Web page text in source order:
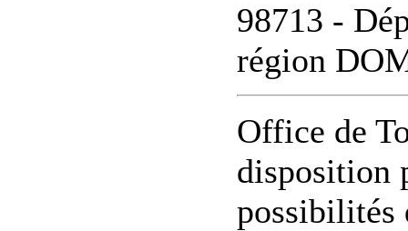
98713 -
région
Office de
disposition
possibilités